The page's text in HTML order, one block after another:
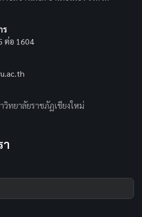
ร
ต่อ 1604
วิทยาลัยราชภัฏเชียงใหม่